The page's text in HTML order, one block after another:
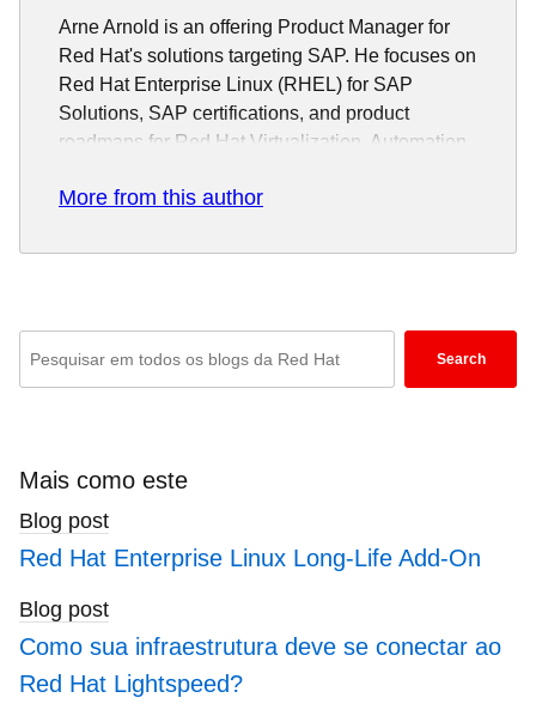
Arne Arnold is an offering Product Manager for
Red Hat's solutions targeting SAP. He focuses on
Red Hat Enterprise Linux (RHEL) for SAP
Solutions, SAP certifications, and product
roadmaps for Red Hat Virtualization, Automation
Red Hat OpenShift Container Platform in context
More from this author
search
blogs
Search
Mais como este
Blog post
Red Hat Enterprise Linux Long-Life Add-On
Blog post
Como sua infraestrutura deve se conectar ao
Red Hat Lightspeed?